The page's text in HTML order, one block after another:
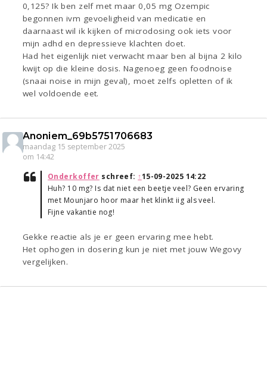
0,125? Ik ben zelf met maar 0,05 mg Ozempic
begonnen ivm gevoeligheid van medicatie en
daarnaast wil ik kijken of microdosing ook iets voor
mijn adhd en depressieve klachten doet.
Had het eigenlijk niet verwacht maar ben al bijna 2 kilo
kwijt op die kleine dosis. Nagenoeg geen foodnoise
(snaai noise in mijn geval), moet zelfs opletten of ik
wel voldoende eet.
Anoniem_69b5751706683
maandag 15 september 2025
om 14:42
Onderkoffer schreef: ↑15-09-2025 14:22
Huh? 10 mg? Is dat niet een beetje veel? Geen ervaring
met Mounjaro hoor maar het klinkt iig als veel.
Fijne vakantie nog!
Gekke reactie als je er geen ervaring mee hebt.
Het ophogen in dosering kun je niet met jouw Wegovy
vergelijken.